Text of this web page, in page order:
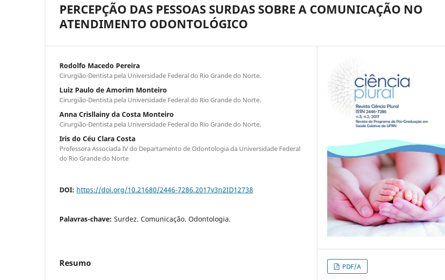
PERCEPÇÃO DAS PESSOAS SURDAS SOBRE A COMUNICAÇÃO NO
ATENDIMENTO ODONTOLÓGICO
Rodolfo Macedo Pereira
Cirurgião-Dentista pela Universidade Federal do Rio Grande do Norte.
Luiz Paulo de Amorim Monteiro
Cirurgião-Dentista pela Universidade Federal do Rio Grande do Norte.
Anna Crisllainy da Costa Monteiro
Cirurgião-Dentista pela Universidade Federal do Rio Grande do Norte.
Iris do Céu Clara Costa
Professora Associada IV do Departamento de Odontologia da Universidade Federal
do Rio Grande do Norte
DOI: https://doi.org/10.21680/2446-7286.2017v3n2ID12738
Palavras-chave: Surdez. Comunicação. Odontologia.
Resumo PDF/A